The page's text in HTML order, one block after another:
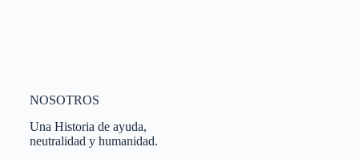
NOSOTROS
Una Historia de ayuda,
neutralidad y humanidad.